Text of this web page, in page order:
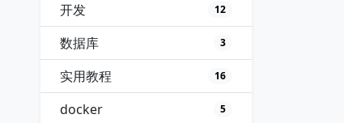
开发 12
数据库 3
实用教程 16
docker 5